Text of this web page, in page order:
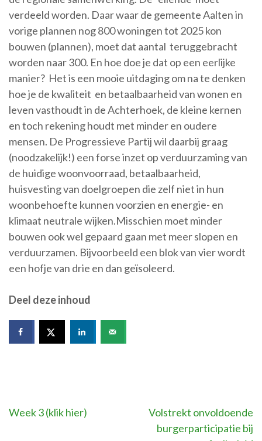
verdeeld worden. Daar waar de gemeente Aalten in
vorige plannen nog 800 woningen tot 2025 kon
bouwen (plannen), moet dat aantal teruggebracht
worden naar 300. En hoe doe je dat op een eerlijke
manier? Het is een mooie uitdaging om na te denken
hoe je de kwaliteit en betaalbaarheid van wonen en
leven vasthoudt in de Achterhoek, de kleine kernen
en toch rekening houdt met minder en oudere
mensen. De Progressieve Partij wil daarbij graag
(noodzakelijk!) een forse inzet op verduurzaming van
de huidige woonvoorraad, betaalbaarheid,
huisvesting van doelgroepen die zelf niet in hun
woonbehoefte kunnen voorzien en energie- en
klimaat neutrale wijken.Misschien moet minder
bouwen ook wel gepaard gaan met meer slopen en
verduurzamen. Bijvoorbeeld een blok van vier wordt
een hofje van drie en dan geïsoleerd.
Deel deze inhoud
Bericht
Week 3 (klik hier)
Volstrekt onvoldoende
burgerparticipatie bij